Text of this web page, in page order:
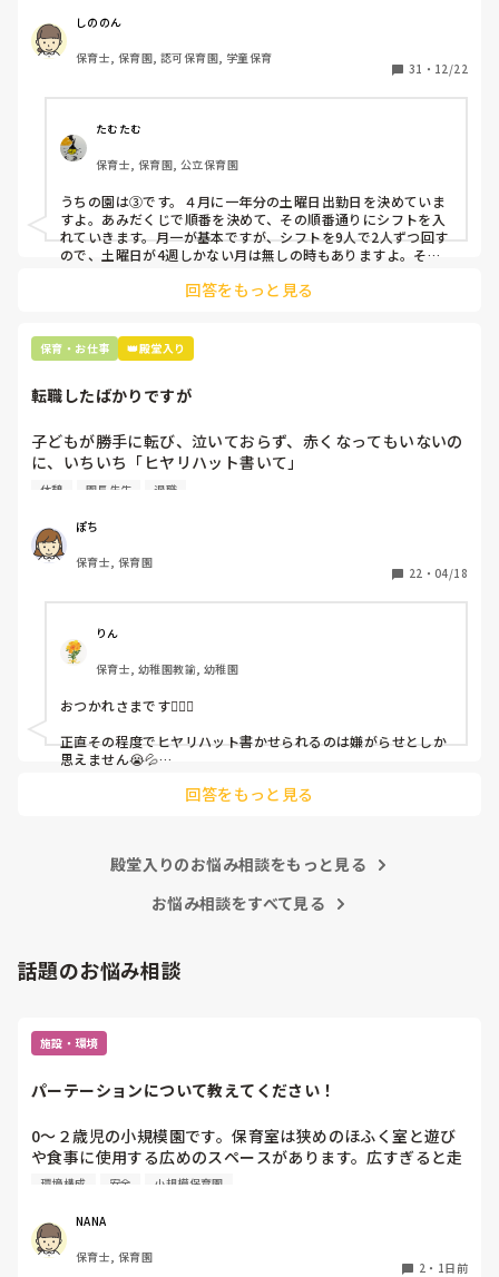
て入職しているはずですが、いざ勤務が始まると一日も土曜
出勤が出来ない方ばかりです。
①土曜日の希望休は2日まで、と制限をかける
②毎月、必ず土曜保育に入ることのできる日を1日だけピッ
クアップしてもらう
③仮シフトが出た時、土曜出勤が難しければ自身で代わりの
人を交渉して見つけてもらう
上記のいずれかの対策を取り入れることを考えています。
しののん
保育士, 保育園, 認可保育園, 学童保育
31 ・ 12/22
たむたむ
保育士, 保育園, 公立保育園
うちの園は③です。４月に一年分の土曜日出勤日を決めていま
すよ。あみだくじで順番を決めて、その順番通りにシフトを入
れていきます。月一が基本ですが、シフトを9人で2人ずつ回す
ので、土曜日が4週しかない月は無しの時もありますよ。その
て貰い、主任に報告してます。
回答をもっと見る
保育・お仕事 👑殿堂入り
転職したばかりですが
子どもが勝手に転び、泣いておらず、赤くなってもいないの
に、いちいち「ヒヤリハット書いて」
と書かされ
（そう言う本人は書かない）
しかも、上司に↑この内容でも
ちゃんと考えて対策を練って書き込むようにと。
呼ばれて一緒に対策を考えさせられること多数
これだけで30〜40分拘束されて辛いです
皆さんの園はどうですか?
休憩 園長先生 退職
ぽち
保育士, 保育園
22 ・ 04/18
りん
保育士, 幼稚園教諭, 幼稚園
おつかれさまです🙇🏻‍♀️
正直その程度でヒヤリハット書かせられるのは嫌がらせとしか
思えません😭💦
回答をもっと見る
殿堂入りのお悩み相談をもっと見る
お悩み相談をすべて見る
話題のお悩み相談
施設・環境
パーテーションについて教えてください！
0〜２歳児の小規模園です。保育室は狭めのほふく室と遊び
や食事に使用する広めのスペースがあります。広すぎると走
り回ったりして落ち着かないので、活動によってパーテーシ
うな素材で軽いので、ちょっと体が当たると倒れたり、つか
まり立ちが不安定な子にとっては共倒れになったりで危険で
す。かと言って固定してしまうと活動によって柔軟に移動す
環境構成 安全 小規模保育園
NANA
保育士, 保育園
2 ・ 1日前